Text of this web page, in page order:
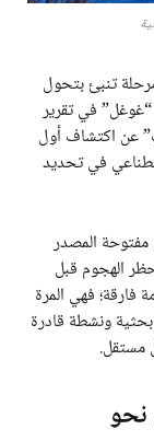
تنبئ بتحول
في تقرير
عن اكتشاف أول
في تحديد
مفتوحة المصدر
الهجوم قبل
فارقة؛ فهي المرة
بحثية ونشطة قادرة
مستقل.
نحو